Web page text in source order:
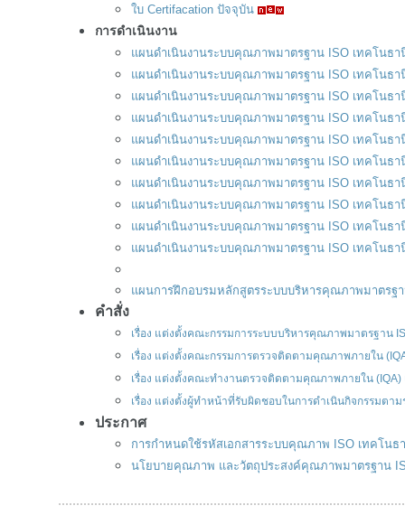
ใบ Certifacation ปัจจุบัน
การดำเนินงาน
แผนดำเนินงานระบบคุณภาพมาตรฐาน ISO เทคโนธ
แผนดำเนินงานระบบคุณภาพมาตรฐาน ISO เทคโนธา
แผนดำเนินงานระบบคุณภาพมาตรฐาน ISO เทคโนธ
แผนดำเนินงานระบบคุณภาพมาตรฐาน ISO เทคโนธ
แผนดำเนินงานระบบคุณภาพมาตรฐาน ISO เทคโนธ
แผนดำเนินงานระบบคุณภาพมาตรฐาน ISO เทคโนธ
แผนดำเนินงานระบบคุณภาพมาตรฐาน ISO เทคโนธ
แผนดำเนินงานระบบคุณภาพมาตรฐาน ISO เทคโนธา
แผนดำเนินงานระบบคุณภาพมาตรฐาน ISO เทคโนธา
แผนดำเนินงานระบบคุณภาพมาตรฐาน ISO เทคโนธา
แผนการฝึกอบรมหลักสูตรระบบบริหารคุณภาพมาตรฐ
คำสั่ง
เรื่อง แต่งตั้งคณะกรรมการระบบบริหารคุณภาพมาตรฐาน
เรื่อง แต่งตั้งคณะกรรมการตรวจติดตามคุณภาพภายใน
เรื่อง แต่งตั้งคณะทำงานตรวจติดตามคุณภาพภายใน (IQA)
เรื่อง แต่งตั้งผู้ทำหน้าที่รับผิดชอบในการดำเนินกิจกรรมตา
ประกาศ
การกำหนดใช้รหัสเอกสารระบบคุณภาพ ISO เทคโนธ
นโยบายคุณภาพ และวัตถุประสงค์คุณภาพมาตรฐาน